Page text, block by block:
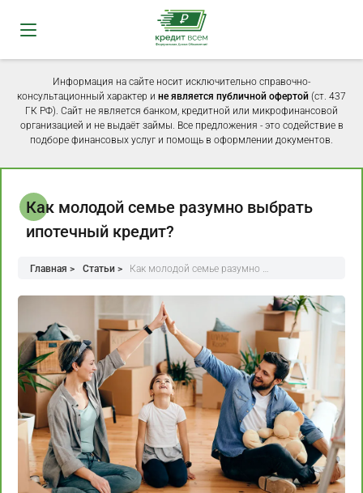
Информация на сайте носит исключительно справочно-
консультационный характер и не является публичной офертой (ст. 437
ГК РФ). Сайт не является банком, кредитной или микрофинансовой
организацией и не выдаёт займы. Все предложения - это содействие в
подборе финансовых услуг и помощь в оформлении документов.
Как молодой семье разумно выбрать
ипотечный кредит?
Главная > Статьи > Как молодой семье разумно …